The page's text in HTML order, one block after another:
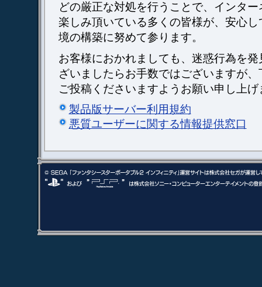
どの厳正な対処を行うことで、インタ
楽しみ頂いている多くの皆様が、安心
境の構築に努めて参ります。
お客様におかれましても、迷惑行為を
ざいましたらお手数ではございますが
ご投稿くださいますようお願い申し上げ
製品版サーバー利用規約
悪質ユーザーに関する情報提供窓口